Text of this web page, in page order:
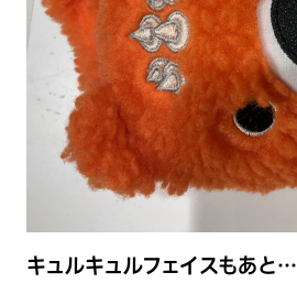
キュルキュルフェイスもあと…